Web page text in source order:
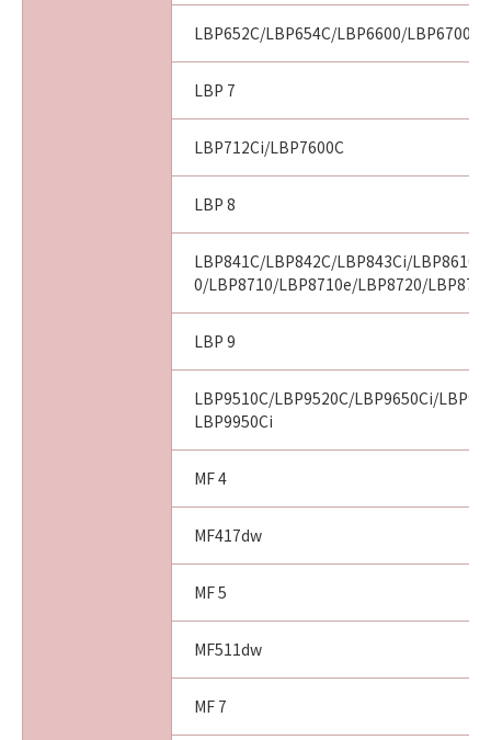
本契約書のいずれかの条項またはその一部が法
律により無効であると決定された場合でも、そ
の他の条項は完全に有効に存続するものとしま
キヤノン株式会社
LBP652C/LBP654C/LBP6600/LBP6700/
LBP 7
LBP712Ci/LBP7600C
LBP 8
LBP841C/LBP842C/LBP843Ci/LBP8610/
0/LBP8710/LBP8710e/LBP8720/
LBP 9
LBP9510C/LBP9520C/LBP9650Ci/
LBP9950Ci
MF 4
MF417dw
MF 5
MF511dw
MF 7